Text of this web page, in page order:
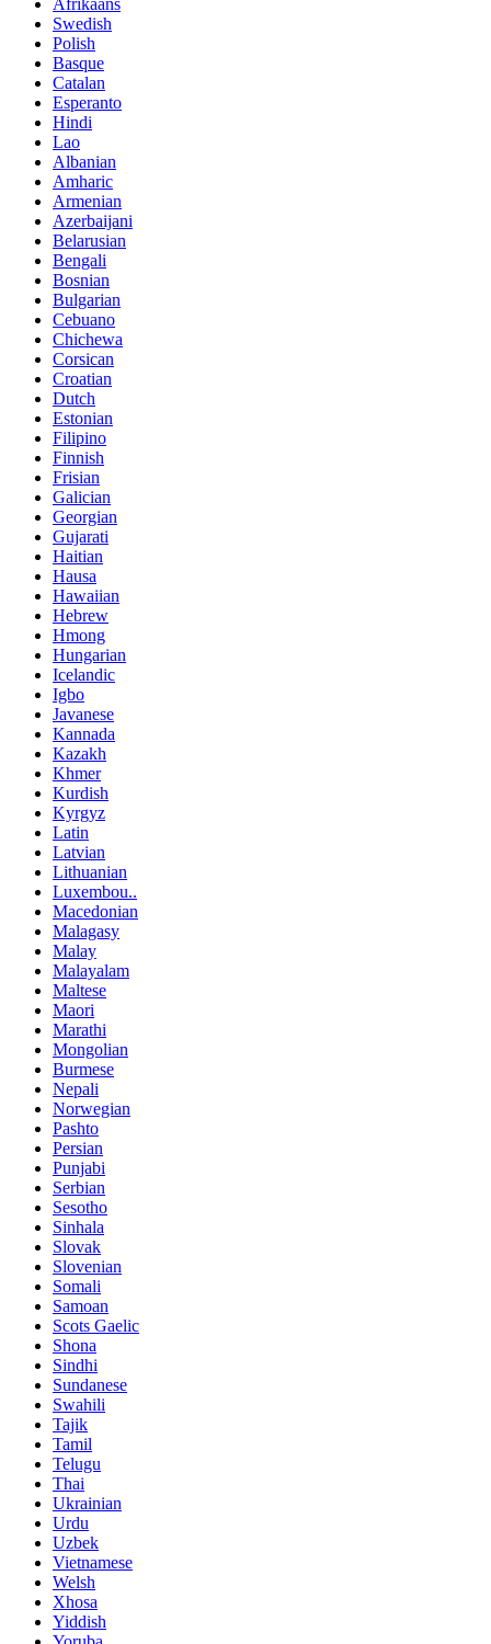
Swedish
Polish
Basque
Catalan
Esperanto
Hindi
Lao
Albanian
Amharic
Armenian
Azerbaijani
Belarusian
Bengali
Bosnian
Bulgarian
Cebuano
Chichewa
Corsican
Croatian
Dutch
Estonian
Filipino
Finnish
Frisian
Galician
Georgian
Gujarati
Haitian
Hausa
Hawaiian
Hebrew
Hmong
Hungarian
Icelandic
Igbo
Javanese
Kannada
Kazakh
Khmer
Kurdish
Kyrgyz
Latin
Latvian
Lithuanian
Luxembou..
Macedonian
Malagasy
Malay
Malayalam
Maltese
Maori
Marathi
Mongolian
Burmese
Nepali
Norwegian
Pashto
Persian
Punjabi
Serbian
Sesotho
Sinhala
Slovak
Slovenian
Somali
Samoan
Scots Gaelic
Shona
Sindhi
Sundanese
Swahili
Tajik
Tamil
Telugu
Thai
Ukrainian
Urdu
Uzbek
Vietnamese
Welsh
Xhosa
Yiddish